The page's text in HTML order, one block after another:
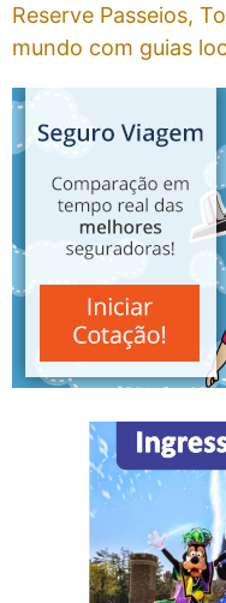
Reserve Passeios,
mundo com guias